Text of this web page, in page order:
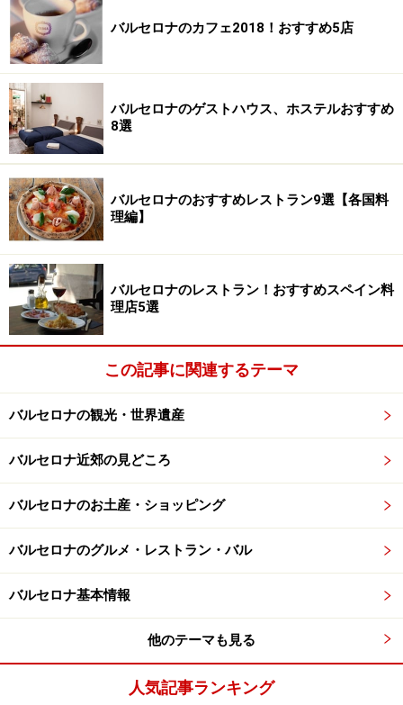
バルセロナのカフェ2018！おすすめ5店
バルセロナのゲストハウス、ホステルおすすめ
8選
バルセロナのおすすめレストラン9選【各国料
理編】
バルセロナのレストラン！おすすめスペイン料
理店5選
この記事に関連するテーマ
バルセロナの観光・世界遺産
バルセロナ近郊の見どころ
バルセロナのお土産・ショッピング
バルセロナのグルメ・レストラン・バル
バルセロナ基本情報
他のテーマも見る
人気記事ランキング